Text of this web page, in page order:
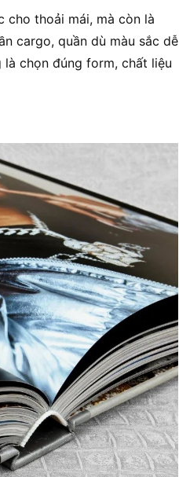
cho thoải mái, mà còn là
cargo, quần dù màu sắc dễ
chọn đúng form, chất liệu